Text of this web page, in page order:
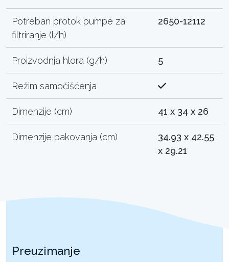
Potreban protok pumpe za
filtriranje (l/h)
2650-12112
Proizvodnja hlora (g/h) 5
Režim samočišćenja
Dimenzije (cm) 41 x 34 x 26
Dimenzije pakovanja (cm)
34.93 x 42.55
x 29.21
Preuzimanje